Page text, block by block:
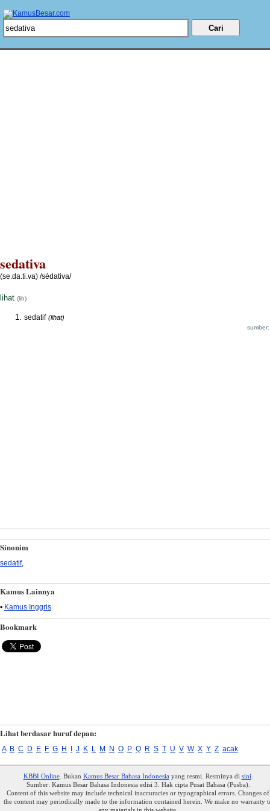
sedativa
(se.da.ti.va) /sédativa/
lihat (lih)
sedatif (lihat)
Sinonim
sedatif,
Kamus Lainnya
• Kamus Inggris
Bookmark
Lihat berdasar huruf depan:
A B C D E F G H J K L M N O P Q R S T U V W X Y Z acak
KBBI Online. Bukan Kamus Besar Bahasa Indonesiayang resmi. Resminya di sini
Sumber: Kamus Besar Bahasa Indonesia edisi 3. Hak cipta Pusat Bahasa (Pusba).
Content of this website may include technical inaccuracies or typographical errors. Changes of
the content may periodically made to the information contained herein. We make no warranty